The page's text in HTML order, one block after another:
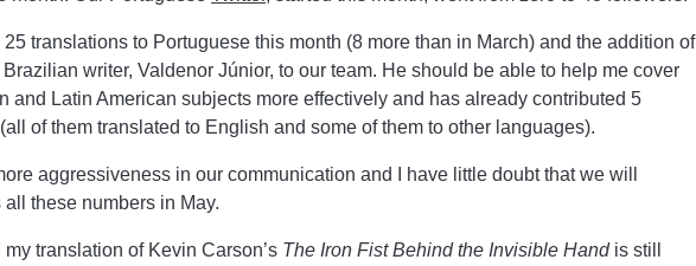
25 translations to Portuguese this month (8 more than in March) and the addition of
writer, Valdenor Júnior, to our team. He should be able to help me cover
and Latin American subjects more effectively and has already contributed 5
of them translated to English and some of them to other languages).
aggressiveness in our communication and I have little doubt that we will
all these numbers in May.
my translation of Kevin Carson’s The Iron Fist Behind the Invisible Handis still